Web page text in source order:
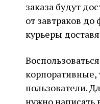
заказа будут
от завтраков
курьеры
корпоративные,
пользователи.
нужно написать